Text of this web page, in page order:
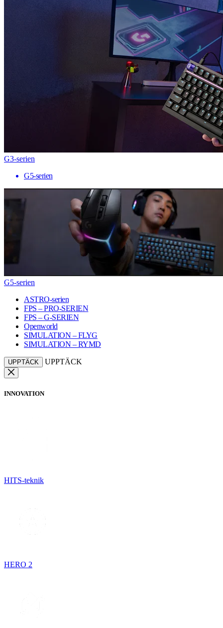
G3-serien
G5-serien
G5-serien
ASTRO-serien
FPS – PRO-SERIEN
FPS – G-SERIEN
Openworld
SIMULATION – FLYG
SIMULATION – RYMD
UPPTÄCK UPPTÄCK
INNOVATION
HITS-teknik
HERO 2